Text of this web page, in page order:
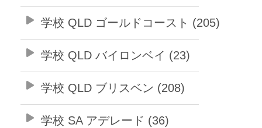
学校 QLD ゴールドコースト (205)
学校 QLD バイロンベイ (23)
学校 QLD ブリスベン (208)
学校 SA アデレード (36)